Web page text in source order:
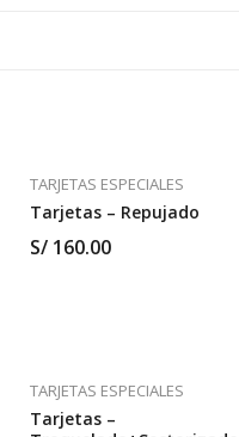
TARJETAS ESPECIALES
Tarjetas – Repujado
S/ 160.00
TARJETAS ESPECIALES
Tarjetas –